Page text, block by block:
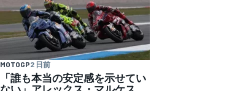
MOTOGP2 日前
「誰も本当の安定感を示せてい
ない」アレックス・マルケス、